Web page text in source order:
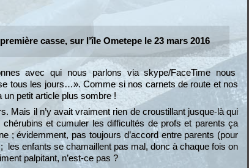
casse, sur l’île Ometepe le 23 mars 2016
avec qui nous parlons via skype/FaceTime nous
tous les jours…». Comme si nos carnets de route et nos
petit article plus sombre !
Mais il n’y avait vraiment rien de croustillant jusque-là qui
et cumuler les difficultés de profs et parents ça
; évidemment, pas toujours d’accord entre parents (pour
les enfants se chamaillent pas mal, donc à chaque fois on
palpitant, n’est-ce pas ?